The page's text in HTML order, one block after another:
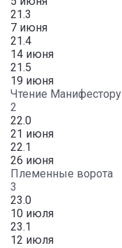
21.3
7 июня
21.4
14 июня
21.5
19 июня
Чтение Манифестору
2
22.0
21 июня
22.1
26 июня
Племенные ворота
3
23.0
10 июля
23.1
12 июля